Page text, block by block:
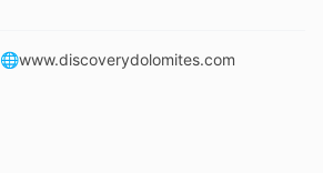
🌐www.discoverydolomites.com